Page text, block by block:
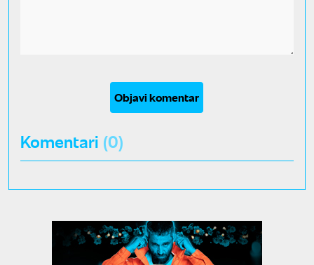
Objavi komentar
Komentari (0)